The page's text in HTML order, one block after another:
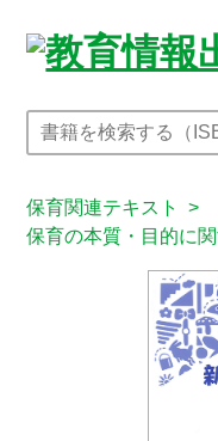
保育関連テキスト
>
保育の本質・目的に